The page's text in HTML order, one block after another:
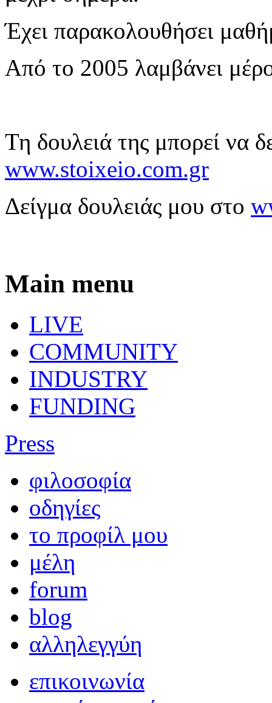
Έχει παρακολουθήσει
Από το 2005 λαμβάνει
Τη δουλειά της μπορεί να
www.stoixeio.com.gr
Δείγμα δουλειάς μου στο
Main menu
LIVE
COMMUNITY
INDUSTRY
FUNDING
Press
φιλοσοφία
οδηγίες
το προφίλ μου
μέλη
forum
blog
αλληλεγγύη
επικοινωνία